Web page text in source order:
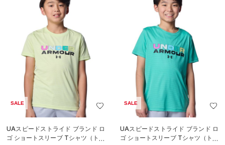
SALE
UAスピードストライド ブランド ロ
ゴ ショートスリーブ Tシャツ（トレ
SALE
UAスピードストライド ブランド ロ
ゴ ショートスリーブ Tシャツ（トレ